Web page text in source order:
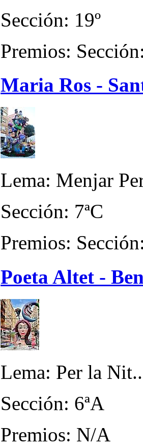
Sección: 19º
Premios:
Maria Ros -
Lema: Menjar
Sección: 7ªC
Premios:
Poeta Altet -
Lema: Per la
Sección: 6ªA
Premios: N/A